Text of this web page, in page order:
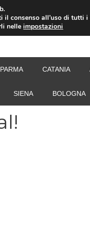
PARMA CATANIA
SIENA BOLOGNA
il consenso all’uso di tutti i
nelleimpostazioni